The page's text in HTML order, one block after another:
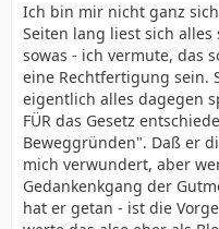
Ich bin mir nicht ganz
Seiten lang liest sich
sowas - ich vermute, das
eine Rechtfertigung sein.
eigentlich alles dagegen
FÜR das Gesetz
Beweggründen". Daß er
mich verwundert, aber
Gedankenkgang der
hat er getan - ist die